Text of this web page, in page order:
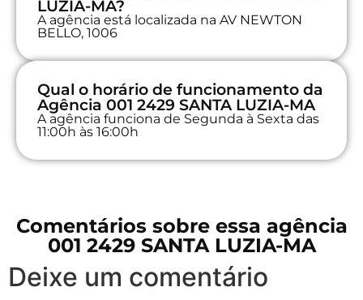
LUZIA-MA?
A agência está localizada na AV NEWTON
BELLO, 1006
Qual o horário de funcionamento da
Agência 001 2429 SANTA LUZIA-MA
A agência funciona de Segunda à Sexta das
11:00h às 16:00h
Comentários sobre essa agência
001 2429 SANTA LUZIA-MA
Deixe um comentário